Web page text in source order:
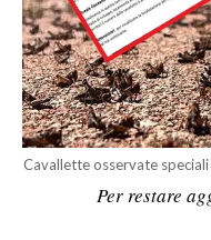
TENNIS
ALTRI SPORT
CULTURA
SPETTACOLI
Cavallette osservate
Per restare